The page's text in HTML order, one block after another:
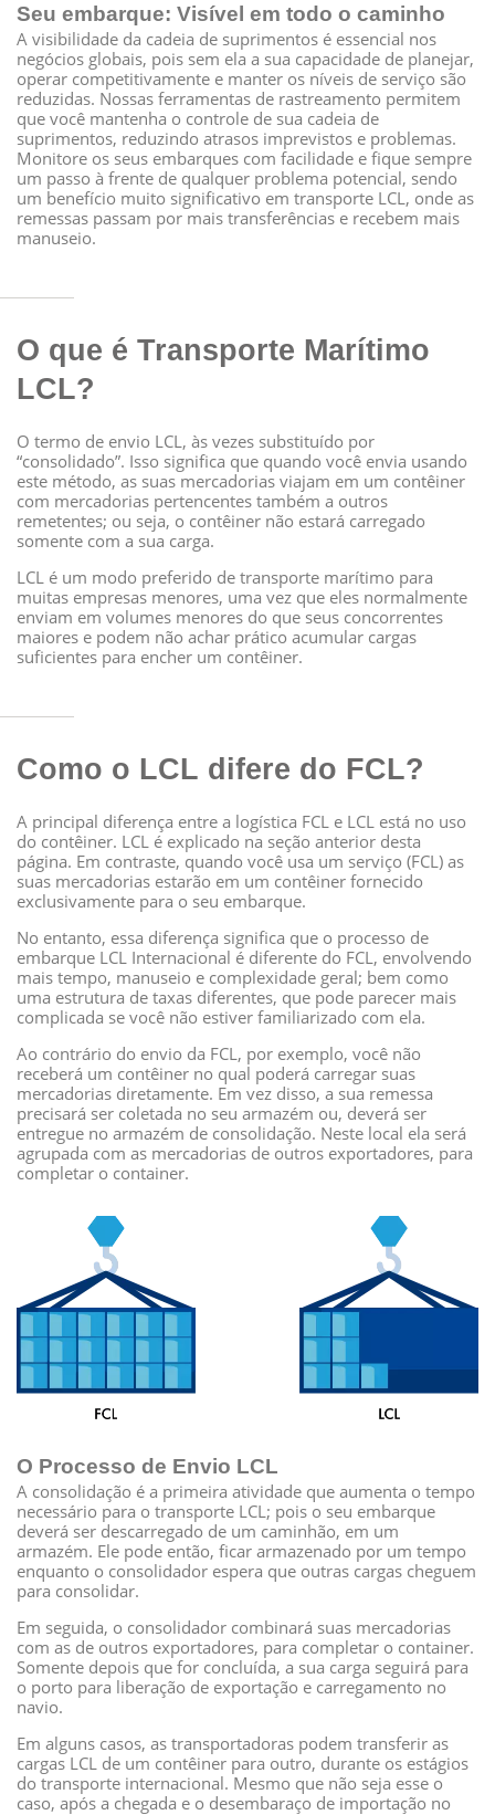
Seu embarque: Visível em todo o caminho
A visibilidade da cadeia de suprimentos é essencial nos
negócios globais, pois sem ela a sua capacidade de planejar,
operar competitivamente e manter os níveis de serviço são
reduzidas. Nossas ferramentas de rastreamento permitem
que você mantenha o controle de sua cadeia de
suprimentos, reduzindo atrasos imprevistos e problemas.
Monitore os seus embarques com facilidade e fique sempre
um passo à frente de qualquer problema potencial, sendo
um benefício muito significativo em transporte LCL, onde as
remessas passam por mais transferências e recebem mais
manuseio.
O que é Transporte Marítimo
LCL?
O termo de envio LCL, às vezes substituído por
“consolidado”. Isso significa que quando você envia usando
este método, as suas mercadorias viajam em um contêiner
com mercadorias pertencentes também a outros
remetentes; ou seja, o contêiner não estará carregado
somente com a sua carga.
LCL é um modo preferido de transporte marítimo para
muitas empresas menores, uma vez que eles normalmente
enviam em volumes menores do que seus concorrentes
maiores e podem não achar prático acumular cargas
suficientes para encher um contêiner.
Como o LCL difere do FCL?
A principal diferença entre a logística FCL e LCL está no uso
do contêiner. LCL é explicado na seção anterior desta
página. Em contraste, quando você usa um serviço (FCL) as
suas mercadorias estarão em um contêiner fornecido
exclusivamente para o seu embarque.
No entanto, essa diferença significa que o processo de
embarque LCL Internacional é diferente do FCL, envolvendo
mais tempo, manuseio e complexidade geral; bem como
uma estrutura de taxas diferentes, que pode parecer mais
complicada se você não estiver familiarizado com ela.
Ao contrário do envio da FCL, por exemplo, você não
receberá um contêiner no qual poderá carregar suas
mercadorias diretamente. Em vez disso, a sua remessa
precisará ser coletada no seu armazém ou, deverá ser
entregue no armazém de consolidação. Neste local ela será
agrupada com as mercadorias de outros exportadores, para
completar o container.
O Processo de Envio LCL
A consolidação é a primeira atividade que aumenta o tempo
necessário para o transporte LCL; pois o seu embarque
deverá ser descarregado de um caminhão, em um
armazém. Ele pode então, ficar armazenado por um tempo
enquanto o consolidador espera que outras cargas cheguem
para consolidar.
Em seguida, o consolidador combinará suas mercadorias
com as de outros exportadores, para completar o container.
Somente depois que for concluída, a sua carga seguirá para
o porto para liberação de exportação e carregamento no
navio.
Em alguns casos, as transportadoras podem transferir as
cargas LCL de um contêiner para outro, durante os estágios
do transporte internacional. Mesmo que não seja esse o
caso, após a chegada e o desembaraço de importação no